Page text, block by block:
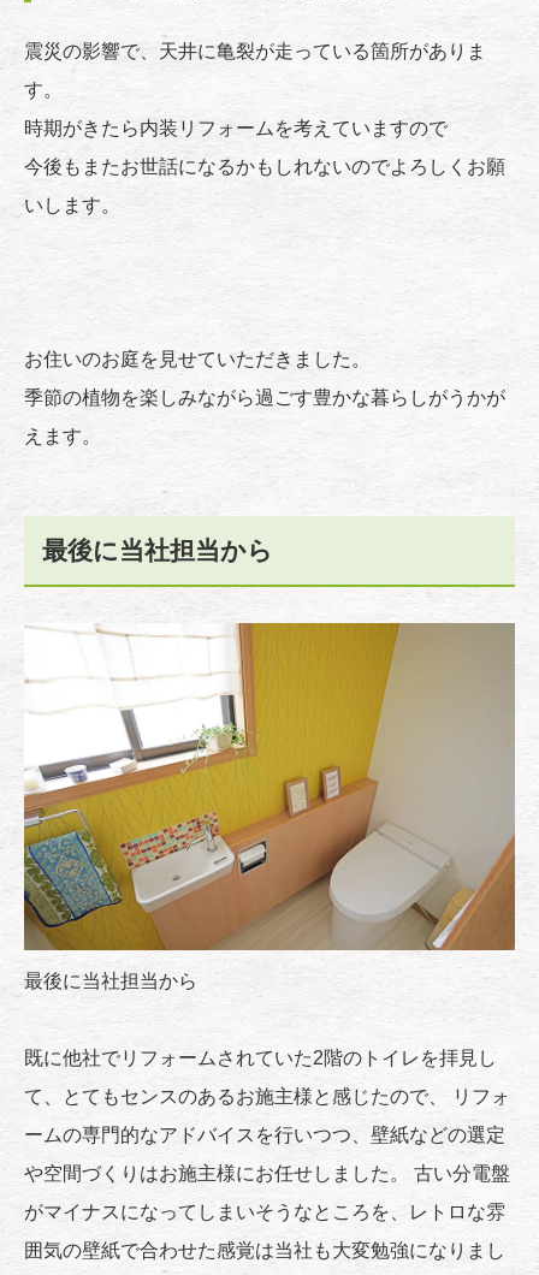
震災の影響で、天井に亀裂が走っている箇所がありま
す。
時期がきたら内装リフォームを考えていますので
今後もまたお世話になるかもしれないのでよろしくお願
いします。
お住いのお庭を見せていただきました。
季節の植物を楽しみながら過ごす豊かな暮らしがうかが
えます。
最後に当社担当から
最後に当社担当から
既に他社でリフォームされていた2階のトイレを拝見し
て、とてもセンスのあるお施主様と感じたので、 リフォ
ームの専門的なアドバイスを行いつつ、壁紙などの選定
や空間づくりはお施主様にお任せしました。 古い分電盤
がマイナスになってしまいそうなところを、レトロな雰
囲気の壁紙で合わせた感覚は当社も大変勉強になりまし